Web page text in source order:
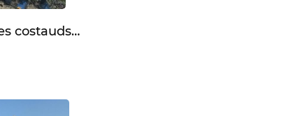
costauds…